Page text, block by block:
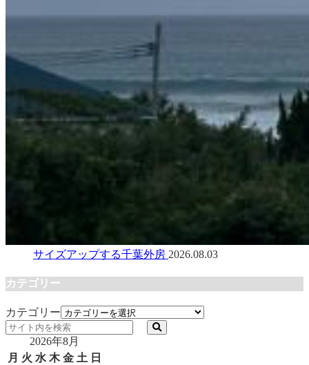
サイズアップする千葉外房 2026.08.03
カテゴリー
カテゴリー
2026年8月
月 火 水 木 金 土 日